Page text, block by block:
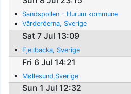
Sandspollen - Hurum kommune
Vârderôerna, Sverige
Sat 7 Jul 13:09
Fjellbacka, Sverige
Fri 6 Jul 14:21
Møllesund,Sverige
Sun 1 Jul 12:32